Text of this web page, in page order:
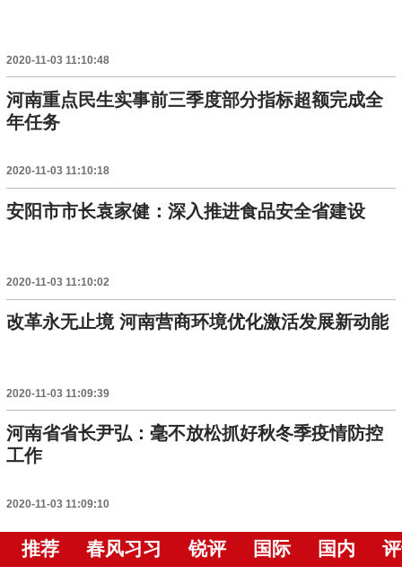
2020-11-03 11:10:48
河南重点民生实事前三季度部分指标超额完成全
年任务
2020-11-03 11:10:18
安阳市市长袁家健：深入推进食品安全省建设
2020-11-03 11:10:02
改革永无止境 河南营商环境优化激活发展新动能
2020-11-03 11:09:39
河南省省长尹弘：毫不放松抓好秋冬季疫情防控
工作
2020-11-03 11:09:10
推荐 春风习习 锐评 国际 国内